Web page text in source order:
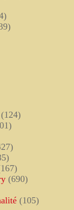
(124)
(690)
(105)